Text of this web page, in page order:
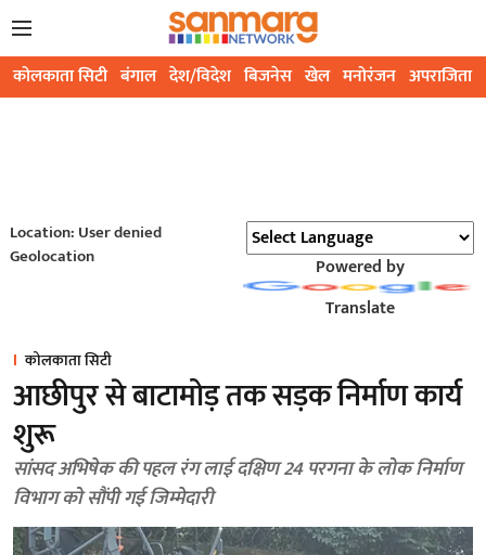
कोलकाता सिटी बंगाल देश/विदेश बिजनेस खेल मनोरंजन अपराजिता
Location: User denied
Geolocation
Powered by
Translate
कोलकाता सिटी
आछीपुर से बाटामोड़ तक सड़क निर्माण कार्य
शुरू
सांसद अभिषेक की पहल रंग लाई दक्षिण 24 परगना के लोक निर्माण
विभाग को सौंपी गई जिम्मेदारी